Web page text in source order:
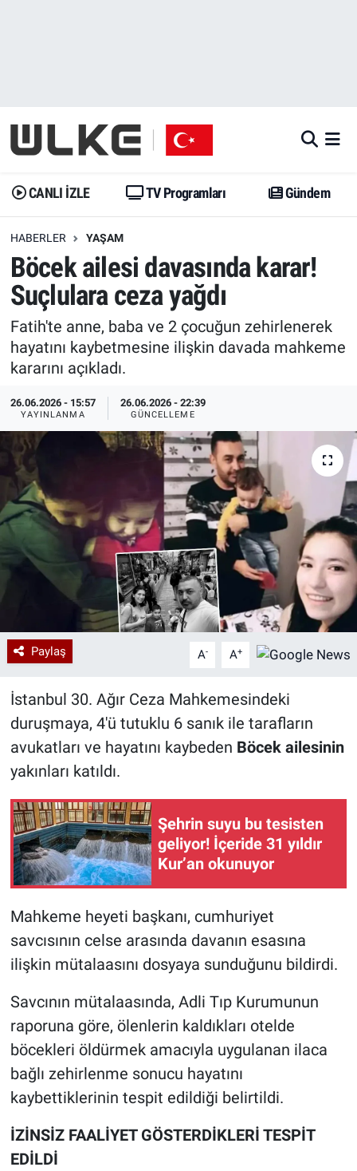
CANLI İZLE TV Programları Gündem
HABERLER YAŞAM
Böcek ailesi davasında karar!
Suçlulara ceza yağdı
Fatih'te anne, baba ve 2 çocuğun zehirlenerek
hayatını kaybetmesine ilişkin davada mahkeme
kararını açıkladı.
26.06.2026 - 15:57
YAYINLANMA
26.06.2026 - 22:39
GÜNCELLEME
Paylaş A- A+
İstanbul 30. Ağır Ceza Mahkemesindeki
duruşmaya, 4'ü tutuklu 6 sanık ile tarafların
avukatları ve hayatını kaybeden Böcek ailesinin
yakınları katıldı.
Şehrin suyu bu tesisten
geliyor! İçeride 31 yıldır
Kur’an okunuyor
Mahkeme heyeti başkanı, cumhuriyet
savcısının celse arasında davanın esasına
ilişkin mütalaasını dosyaya sunduğunu bildirdi.
Savcının mütalaasında, Adli Tıp Kurumunun
raporuna göre, ölenlerin kaldıkları otelde
böcekleri öldürmek amacıyla uygulanan ilaca
bağlı zehirlenme sonucu hayatını
kaybettiklerinin tespit edildiği belirtildi.
İZİNSİZ FAALİYET GÖSTERDİKLERİ TESPİT
EDİLDİ
Gündem
Dünya
Erişim Bilgileri
Ekonomi
Trend
Yazarlar
Gündem
Trend
Erişim Bilgileri
Spor
Ekonomi
Medya
Kadın
Erişim Bilgileri
Sağlık
Teknoloji
İstanbul Namaz Vakitleri
Trafik Durumu
Erişim Bilgileri
Tüm Manşetler
Son Dakika Haberleri